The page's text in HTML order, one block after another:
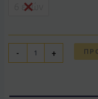
6 ετών
- +